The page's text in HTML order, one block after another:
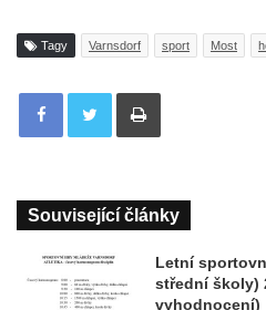
Tagy Varnsdorf sport Most
Tisknout
Související články
Letní
střední školy)
vyhodnocení)